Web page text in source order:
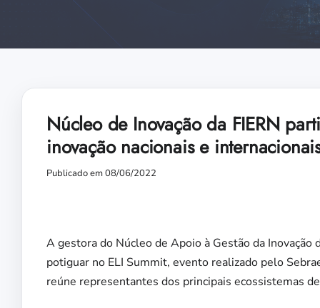
Núcleo de Inovação da FIERN
inovação nacionais e
Publicado em 08/06/2022
A gestora do Núcleo de Apoio à Gestão da
potiguar no ELI Summit, evento realizado pelo
reúne representantes dos principais ecossistemas